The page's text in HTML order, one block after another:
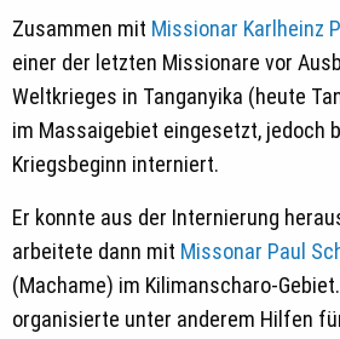
Zusammen mit Missionar Karlheinz
einer der letzten Missionare vor
Weltkrieges in Tanganyika (heute
im Massaigebiet eingesetzt, jedoch
Kriegsbeginn interniert.
Er konnte aus der Internierung
arbeitete dann mit Missonar Paul
(Machame) im Kilimanscharo-
organisierte unter anderem Hilfen